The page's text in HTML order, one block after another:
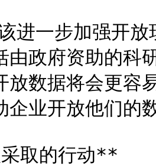
进一步加强开
由政府资助的科
放数据将会更容
企业开放他们的
取的行动**